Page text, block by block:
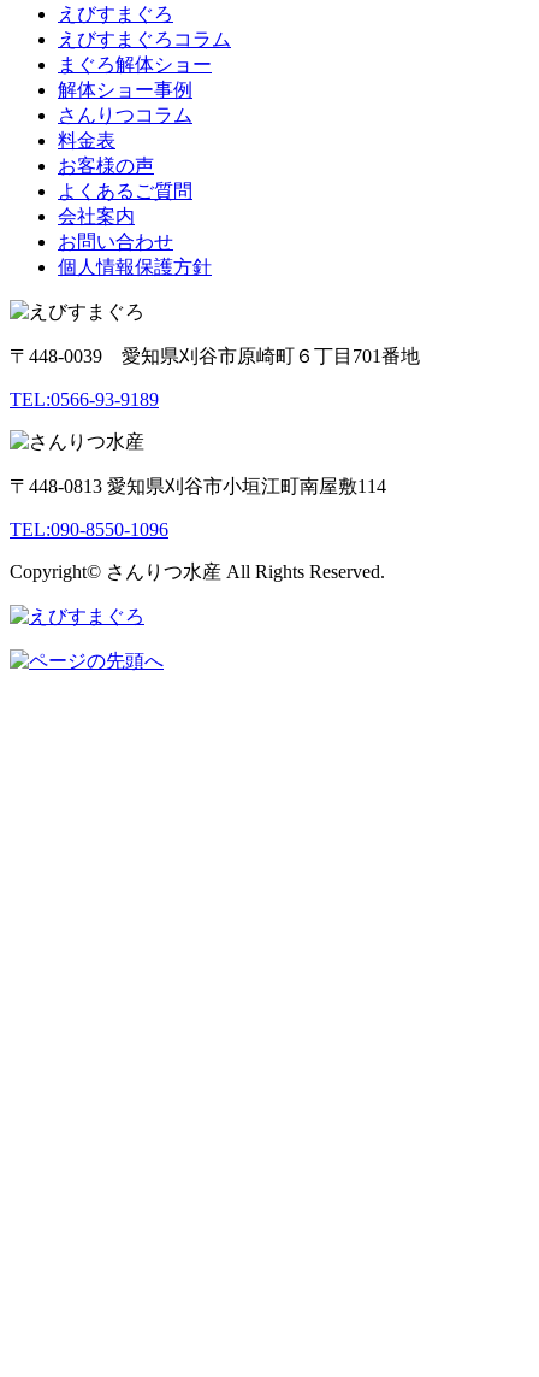
えびすまぐろ
えびすまぐろコラム
まぐろ解体ショー
解体ショー事例
さんりつコラム
料金表
お客様の声
よくあるご質問
会社案内
お問い合わせ
個人情報保護方針
〒448-0039 愛知県刈谷市原崎町６丁目701番地
TEL:0566-93-9189
〒448-0813 愛知県刈谷市小垣江町南屋敷114
TEL:090-8550-1096
Copyright© さんりつ水産 All Rights Reserved.